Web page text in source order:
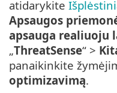
atidarykite
Apsaugos
apsauga realiuoju
„ThreatSense“ >
panaikinkite
optimizavimą.